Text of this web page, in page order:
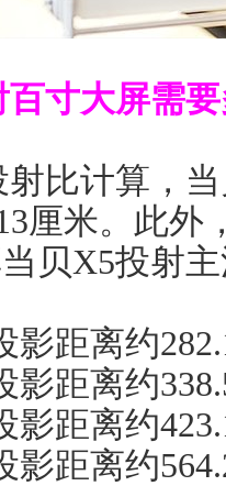
寸大屏需
比计算，
厘米。此外
贝X5投射
影距离约
影距离约
影距离约
影距离约